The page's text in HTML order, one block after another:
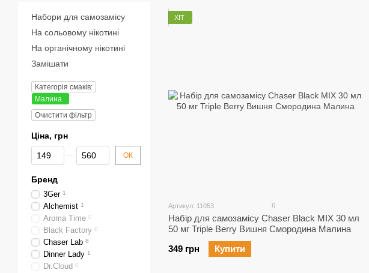
ХІТ
Артикул: 11053 6
Набір для самозамісу Chaser Black MIX 30 мл
50 мг Triple Berry Вишня Смородина Малина
349 грн
Купити
Набори для самозамісу
На сольовому нікотині
На органічному нікотині
Замішати
Категорія смаків:
Малина
Очистити фільтр
Ціна, грн
Від Ціна, грн
До Ціна, грн ОК
Бренд
3Ger 1
Alchemist 1
Aroma Time 0
Black Factory 0
Chaser Lab 8
Dinner Lady 1
Dr.Cloud 0